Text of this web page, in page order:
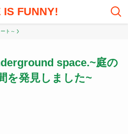
IS FUNNY!
ト～
space.~庭の
を発見しました~